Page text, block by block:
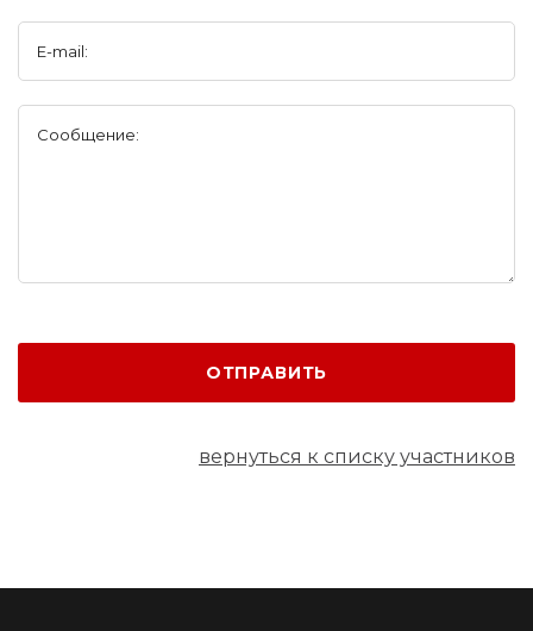
E-mail:
Сообщение:
ОТПРАВИТЬ
вернуться к списку участников